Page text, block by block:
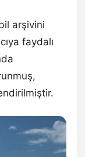
arşivini
faydalı